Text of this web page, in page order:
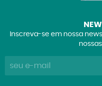
Inscreva-se em nossa